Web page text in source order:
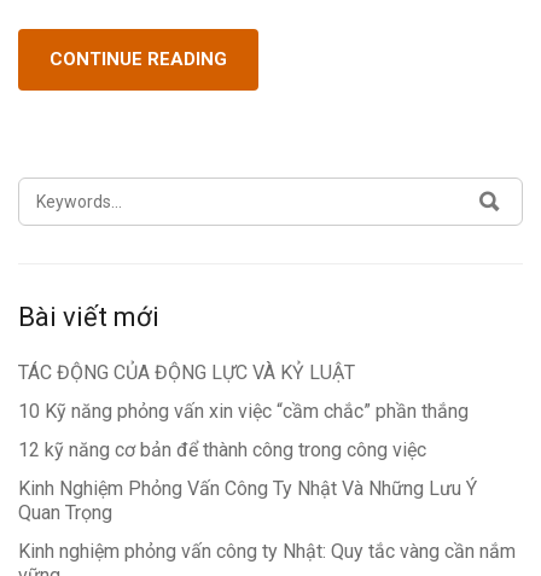
CONTINUE READING
SEARCH
FOR:
Bài viết mới
TÁC ĐỘNG CỦA ĐỘNG LỰC VÀ KỶ LUẬT
10 Kỹ năng phỏng vấn xin việc “cầm chắc” phần thắng
12 kỹ năng cơ bản để thành công trong công việc
Kinh Nghiệm Phỏng Vấn Công Ty Nhật Và Những Lưu Ý
Quan Trọng
Kinh nghiệm phỏng vấn công ty Nhật: Quy tắc vàng cần nắm